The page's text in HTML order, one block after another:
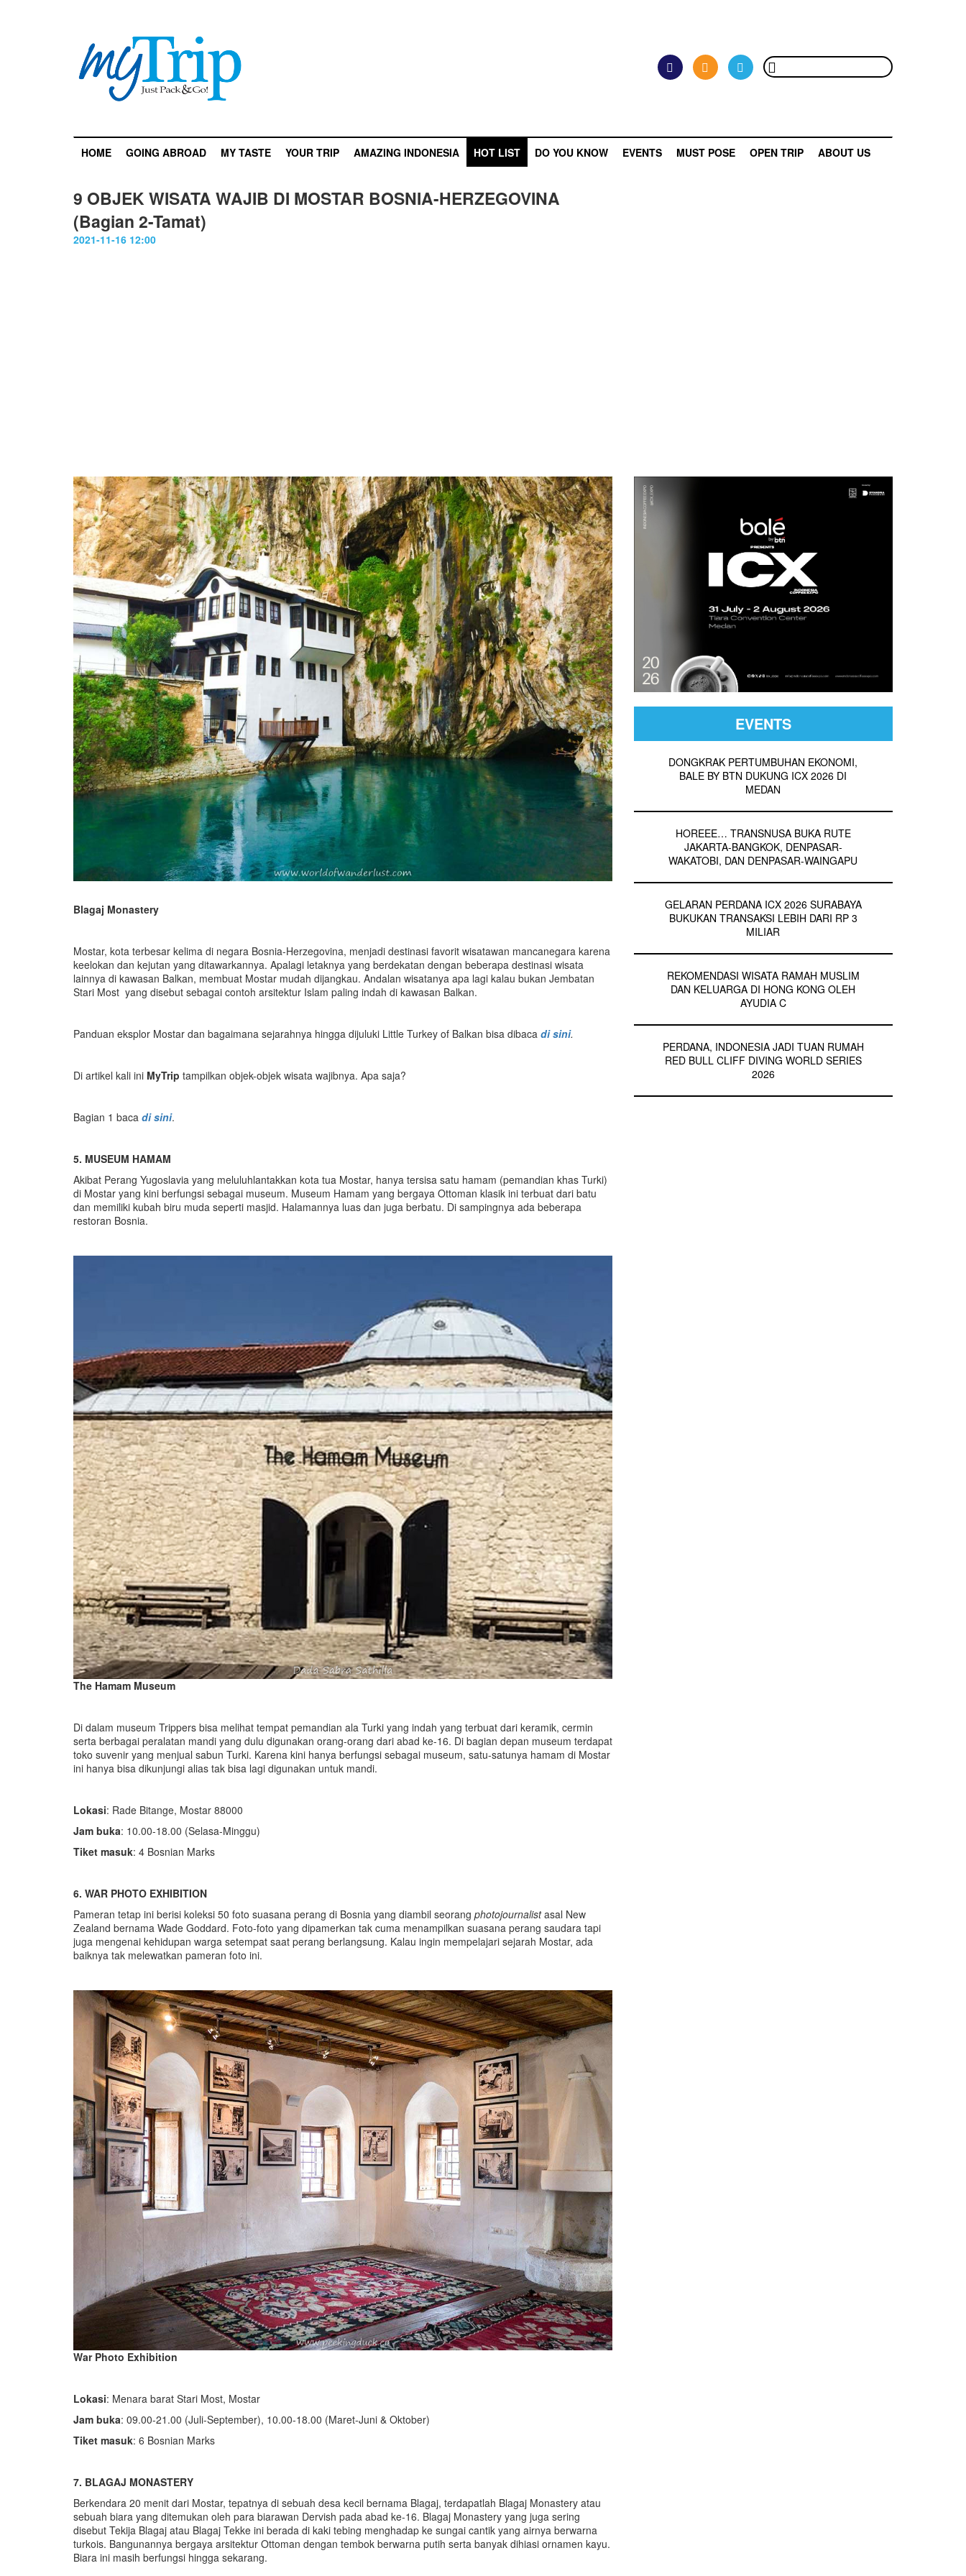
HOME GOING ABROAD MY TASTE YOUR TRIP AMAZING INDONESIA HOT LIST DO YOU KNOW EVENTS MUST POSE OPEN TRIP ABOUT US
9 OBJEK WISATA WAJIB DI MOSTAR BOSNIA-HERZEGOVINA
(Bagian 2-Tamat)
2021-11-16 12:00
Blagaj Monastery
Mostar, kota terbesar kelima di negara Bosnia-Herzegovina, menjadi destinasi favorit wisatawan mancanegara karena
keelokan dan kejutan yang ditawarkannya. Apalagi letaknya yang berdekatan dengan beberapa destinasi wisata
lainnya di kawasan Balkan, membuat Mostar mudah dijangkau. Andalan wisatanya apa lagi kalau bukan Jembatan
Stari Most yang disebut sebagai contoh arsitektur Islam paling indah di kawasan Balkan.
Panduan eksplor Mostar dan bagaimana sejarahnya hingga dijuluki Little Turkey of Balkan bisa dibaca di sini.
Di artikel kali ini MyTrip tampilkan objek-objek wisata wajibnya. Apa saja?
Bagian 1 baca di sini.
5. MUSEUM HAMAM
Akibat Perang Yugoslavia yang meluluhlantakkan kota tua Mostar, hanya tersisa satu hamam (pemandian khas Turki)
di Mostar yang kini berfungsi sebagai museum. Museum Hamam yang bergaya Ottoman klasik ini terbuat dari batu
dan memiliki kubah biru muda seperti masjid. Halamannya luas dan juga berbatu. Di sampingnya ada beberapa
restoran Bosnia.
The Hamam Museum
Di dalam museum Trippers bisa melihat tempat pemandian ala Turki yang indah yang terbuat dari keramik, cermin
serta berbagai peralatan mandi yang dulu digunakan orang-orang dari abad ke-16. Di bagian depan museum terdapat
toko suvenir yang menjual sabun Turki. Karena kini hanya berfungsi sebagai museum, satu-satunya hamam di Mostar
ini hanya bisa dikunjungi alias tak bisa lagi digunakan untuk mandi.
Lokasi: Rade Bitange, Mostar 88000
Jam buka: 10.00-18.00 (Selasa-Minggu)
Tiket masuk: 4 Bosnian Marks
6. WAR PHOTO EXHIBITION
Pameran tetap ini berisi koleksi 50 foto suasana perang di Bosnia yang diambil seorang photojournalistasal New
Zealand bernama Wade Goddard. Foto-foto yang dipamerkan tak cuma menampilkan suasana perang saudara tapi
juga mengenai kehidupan warga setempat saat perang berlangsung. Kalau ingin mempelajari sejarah Mostar, ada
baiknya tak melewatkan pameran foto ini.
War Photo Exhibition
Lokasi: Menara barat Stari Most, Mostar
Jam buka: 09.00-21.00 (Juli-September), 10.00-18.00 (Maret-Juni & Oktober)
Tiket masuk: 6 Bosnian Marks
7. BLAGAJ MONASTERY
Berkendara 20 menit dari Mostar, tepatnya di sebuah desa kecil bernama Blagaj, terdapatlah Blagaj Monastery atau
sebuah biara yang ditemukan oleh para biarawan Dervish pada abad ke-16. Blagaj Monastery yang juga sering
disebut Tekija Blagaj atau Blagaj Tekke ini berada di kaki tebing menghadap ke sungai cantik yang airnya berwarna
turkois. Bangunannya bergaya arsitektur Ottoman dengan tembok berwarna putih serta banyak dihiasi ornamen kayu.
Biara ini masih berfungsi hingga sekarang.
EVENTS
DONGKRAK PERTUMBUHAN EKONOMI,
BALE BY BTN DUKUNG ICX 2026 DI
MEDAN
HOREEE… TRANSNUSA BUKA RUTE
JAKARTA-BANGKOK, DENPASAR-
WAKATOBI, DAN DENPASAR-WAINGAPU
GELARAN PERDANA ICX 2026 SURABAYA
BUKUKAN TRANSAKSI LEBIH DARI RP 3
MILIAR
REKOMENDASI WISATA RAMAH MUSLIM
DAN KELUARGA DI HONG KONG OLEH
AYUDIA C
PERDANA, INDONESIA JADI TUAN RUMAH
RED BULL CLIFF DIVING WORLD SERIES
2026